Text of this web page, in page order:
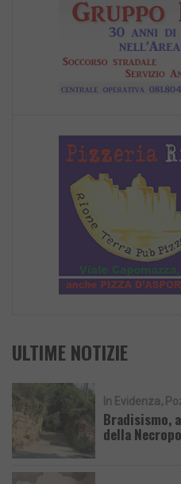
ULTIME NOTIZIE
In Evidenza
Bradisismo,
della